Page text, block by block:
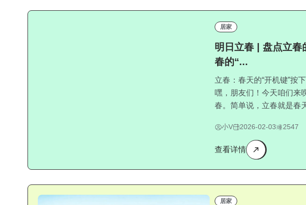
居家
明日立春 | 盘点立春
春的“...
立春：春天的“开机键”按
嘿，朋友们！今天咱们
春。简单说，立春就是春
小V 2026-02-03 2547
查看详情
居家